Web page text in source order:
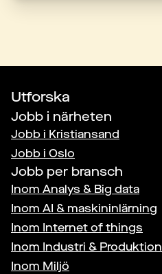
Utforska
Jobb i närheten
Jobb i Kristiansand
Jobb i Oslo
Jobb per bransch
Inom Analys & Big data
Inom AI & maskininlärning
Inom Internet of things
Inom Industri & Produktion
Inom Miljö